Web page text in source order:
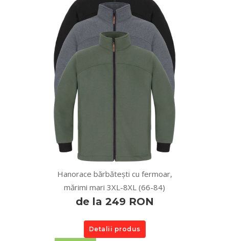
Hanorace bărbătești cu fermoar,
mărimi mari 3XL-8XL (66-84)
de la 249 RON
Detalii produs